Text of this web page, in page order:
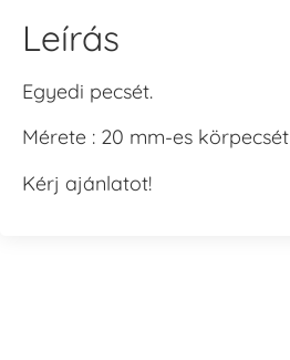
Leírás
Egyedi pecsét.
Mérete : 20 mm-es körpecsét
Kérj ajánlatot!